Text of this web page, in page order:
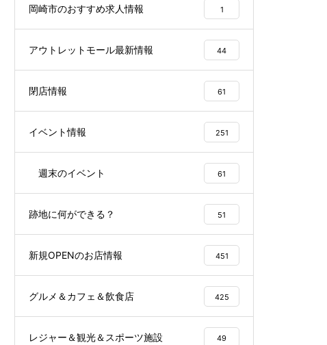
岡崎市のおすすめ求人情報 1
アウトレットモール最新情報 44
閉店情報 61
イベント情報 251
週末のイベント 61
跡地に何ができる？ 51
新規OPENのお店情報 451
グルメ＆カフェ＆飲食店 425
レジャー＆観光＆スポーツ施設 49